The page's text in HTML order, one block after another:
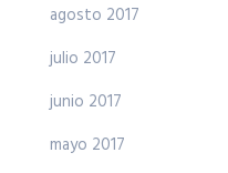
agosto 2017
julio 2017
junio 2017
mayo 2017